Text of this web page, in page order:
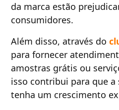
da marca estão
consumidores.
Além disso, através do
para fornecer
amostras grátis ou
isso contribui para que
tenha um crescimento